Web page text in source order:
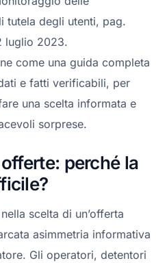
tutela degli utenti, pag.
luglio 2023.
come una guida completa
e fatti verificabili, per
una scelta informata e
sorprese.
perché la
scelta di un’offerta
asimmetria informativa
Gli operatori, detentori